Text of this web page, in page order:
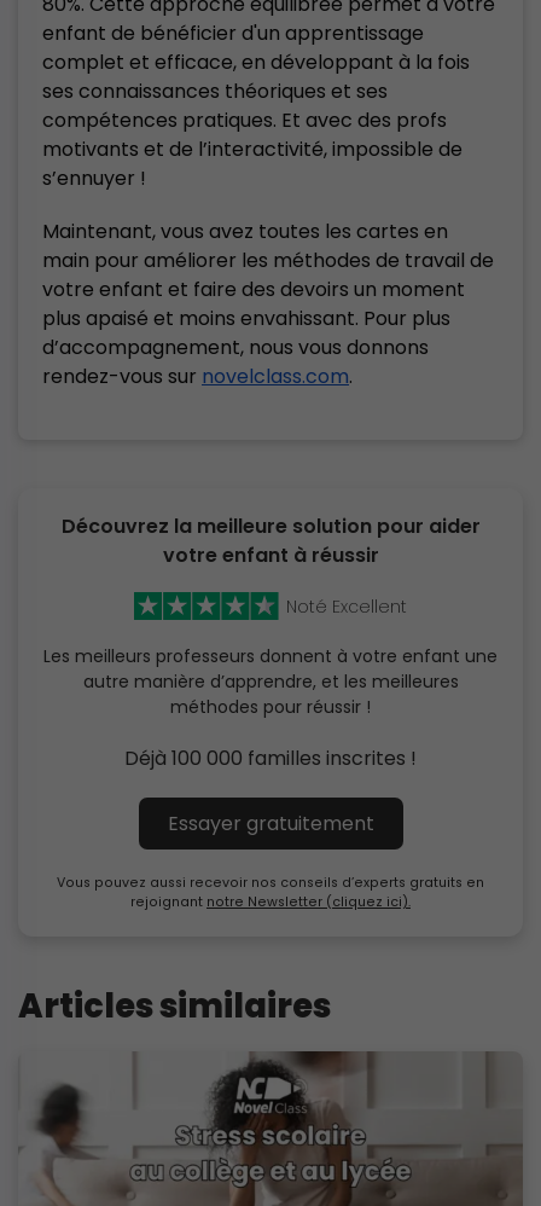
enfant de bénéficier d'un apprentissage
complet et efficace, en développant à la fois
ses connaissances théoriques et ses
compétences pratiques. Et avec des profs
motivants et de l’interactivité, impossible de
s’ennuyer !
Maintenant, vous avez toutes les cartes en
main pour améliorer les méthodes de travail de
votre enfant et faire des devoirs un moment
plus apaisé et moins envahissant. Pour plus
d’accompagnement, nous vous donnons
rendez-vous sur novelclass.com.
Découvrez la meilleure solution pour aider
votre enfant à réussir
Noté Excellent
Les meilleurs professeurs donnent à votre enfant une
autre manière d’apprendre, et les meilleures
méthodes pour réussir !
Déjà 100 000 familles inscrites !
Essayer gratuitement
Vous pouvez aussi recevoir nos conseils d’experts gratuits en
rejoignant notre Newsletter (cliquez ici).
Articles similaires